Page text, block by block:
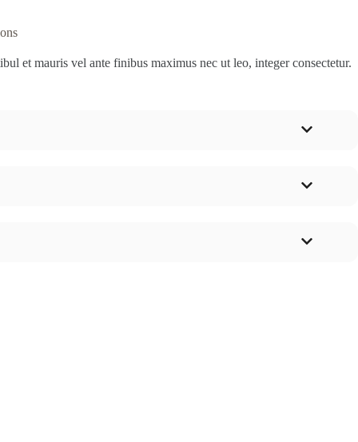
et mauris vel ante finibus maximus nec ut leo, integer consectetur.